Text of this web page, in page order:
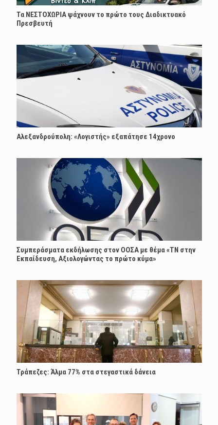
Τα ΝΕΣΤΟΧΩΡΙΑ ψάχνουν το πρώτο τους Διαδικτυακό
Πρεσβευτή
Αλεξανδρούπολη: «Λογιστής» εξαπάτησε 14χρονο
Συμπεράσματα εκδήλωσης στον ΟΟΣΑ με θέμα «ΤΝ στην
Εκπαίδευση, Αξιολογώντας το πρώτο κύμα»
Τράπεζες: Άλμα 77% στα στεγαστικά δάνεια